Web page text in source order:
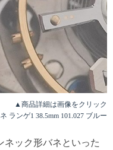
▲商品詳細は画像をクリック
ランゲ1 38.5mm 101.027 ブルー
ネック形バネといった